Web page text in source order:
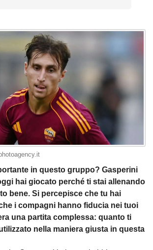
in questo gruppo? Gasperini
hai giocato perché ti stai allenando
bene. Si percepisce che tu hai
i compagni hanno fiducia nei tuoi
una partita complessa: quanto ti
nella maniera giusta in questa